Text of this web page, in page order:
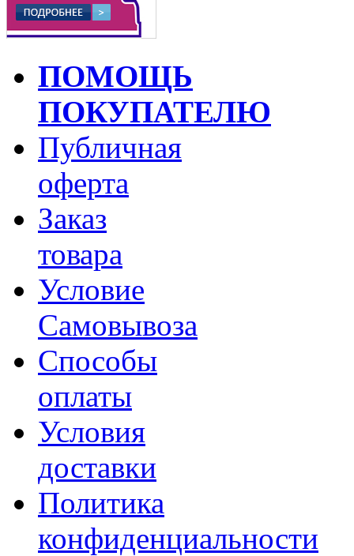
ПОМОЩЬ
ПОКУПАТЕЛЮ
Публичная
оферта
Заказ
товара
Условие
Самовывоза
Способы
оплаты
Условия
доставки
Политика
конфиденциальности